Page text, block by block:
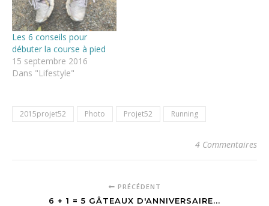
Les 6 conseils pour
débuter la course à pied
15 septembre 2016
Dans "Lifestyle"
2015projet52 Photo Projet52 Running
4 Commentaires
PRÉCÉDENT
6 + 1 = 5 GÂTEAUX D'ANNIVERSAIRE...